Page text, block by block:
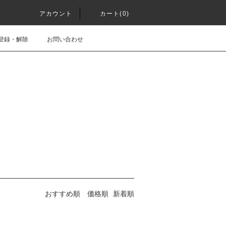
アカウント カート(0)
録・解除 お問い合わせ
おすすめ順 価格順 新着順